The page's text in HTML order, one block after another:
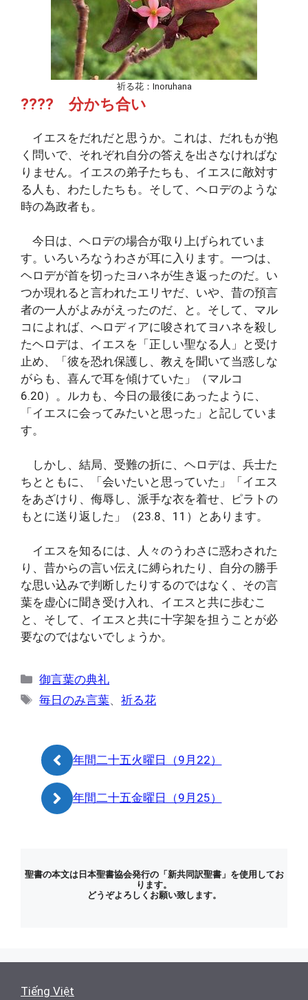
祈る花：Inoruhana
???? 分かち合い
イエスをだれだと思うか。これは、だれもが抱
く問いで、それぞれ自分の答えを出さなければな
りません。イエスの弟子たちも、イエスに敵対す
る人も、わたしたちも。そして、ヘロデのような
時の為政者も。
今日は、ヘロデの場合が取り上げられていま
す。いろいろなうわさが耳に入ります。一つは、
ヘロデが首を切ったヨハネが生き返ったのだ。い
つか現れると言われたエリヤだ、いや、昔の預言
者の一人がよみがえったのだ、と。そして、マル
コによれば、へロディアに唆されてヨハネを殺し
たヘロデは、イエスを「正しい聖なる人」と受け
止め、「彼を恐れ保護し、教えを聞いて当惑しな
がらも、喜んで耳を傾けていた」（マルコ
6.20）。ルカも、今日の最後にあったように、
「イエスに会ってみたいと思った」と記していま
す。
しかし、結局、受難の折に、ヘロデは、兵士た
ちとともに、「会いたいと思っていた」「イエス
をあざけり、侮辱し、派手な衣を着せ、ピラトの
もとに送り返した」（23.8、11）とあります。
イエスを知るには、人々のうわさに惑わされた
り、昔からの言い伝えに縛られたり、自分の勝手
な思い込みで判断したりするのではなく、その言
葉を虚心に聞き受け入れ、イエスと共に歩むこ
と、そして、イエスと共に十字架を担うことが必
要なのではないでしょうか。
カ
テ
ゴ
ー
御言葉の典礼
タ
毎日のみ言葉、祈る花
年間二十五火曜日（9月22）
年間二十五金曜日（9月25）
聖書の本文は日本聖書協会発行の「新共同訳聖書」を使用してお
ります。
どうぞよろしくお願い致します。
Tiếng Việt